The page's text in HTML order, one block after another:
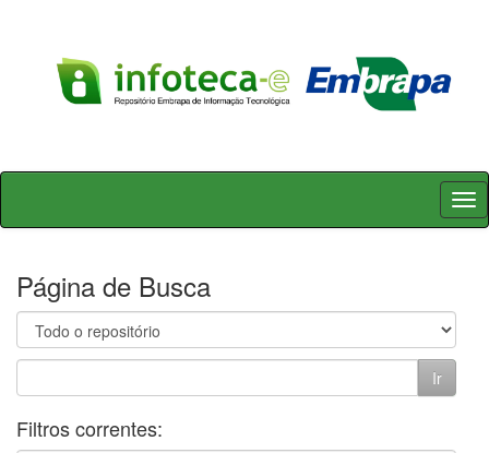
Skip
Página de Busca
Filtros correntes: